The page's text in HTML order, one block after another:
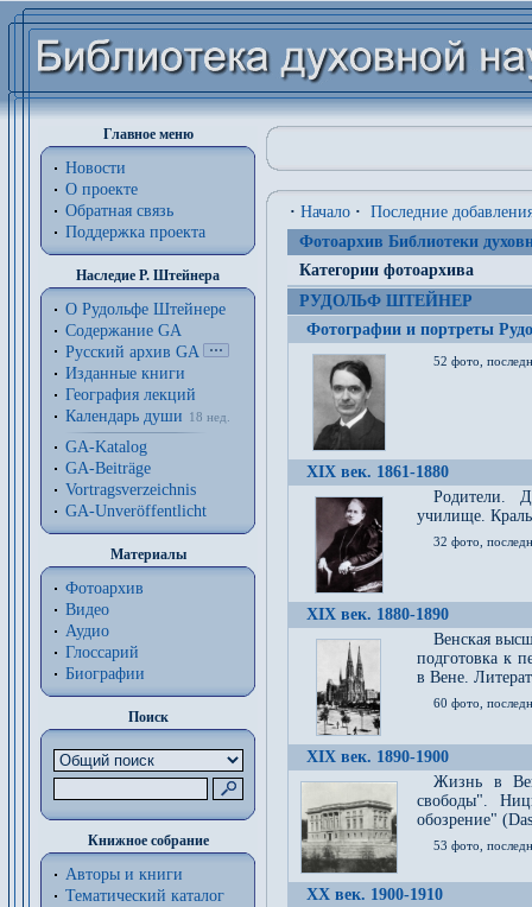
Главное меню
Новости
О проекте
Обратная связь
Поддержка проекта
Наследие Р. Штейнера
О Рудольфе Штейнере
Содержание GA
Русский архив GA
Изданные книги
География лекций
Календарь души
18 нед.
GA-Katalog
GA-Beiträge
Vortragsverzeichnis
GA-Unveröffentlicht
Материалы
Фотоархив
Видео
Аудио
Глоссарий
Биографии
Поиск
Книжное собрание
Авторы и книги
Тематический каталог
· Начало · Последние
Фотоархив Библиотеки
Категории фотоархива
РУДОЛЬФ ШТЕЙНЕР
Фотографии и портреты
52 фото,
XIX век. 1861-1880
Родители.
училище.
32 фото,
XIX век. 1880-1890
Венская
подготовка к
в Вене.
60 фото,
XIX век. 1890-1900
Жизнь в
свободы".
обозрение"
53 фото,
XX век. 1900-1910